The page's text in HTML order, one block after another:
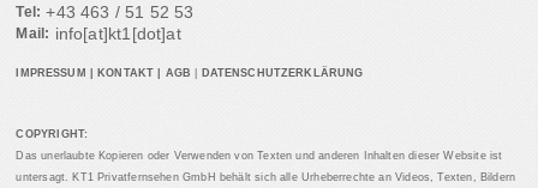
Tel: +43 463 / 51 52 53
Mail: info[at]kt1[dot]at
IMPRESSUM KONTAKT AGB DATENSCHUTZERKLÄRUNG
COPYRIGHT:
Das unerlaubte Kopieren oder Verwenden von Texten und anderen Inhalten dieser Website ist
untersagt. KT1 Privatfernsehen GmbH behält sich alle Urheberrechte an Videos, Texten, Bildern